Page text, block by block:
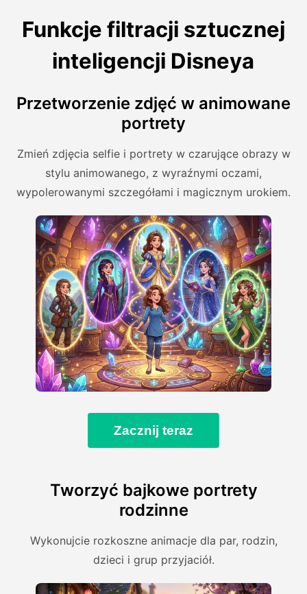
Funkcje filtracji sztucznej
inteligencji Disneya
Przetworzenie zdjęć w animowane
portrety
Zmień zdjęcia selfie i portrety w czarujące obrazy w
stylu animowanego, z wyraźnymi oczami,
wypolerowanymi szczegółami i magicznym urokiem.
Zacznij teraz
Tworzyć bajkowe portrety
rodzinne
Wykonujcie rozkoszne animacje dla par, rodzin,
dzieci i grup przyjaciół.